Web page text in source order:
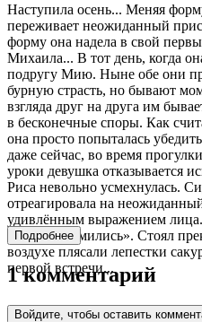
Наступила осень... Меняя
переживает неожиданный
форму она надела в свой
Михаила... В тот день, когда
подругу Мию. Ныне обе они
бурную страсть, но бывают
взгляда друг на друга им
в бесконечные споры. Как
она просто попыталась
даже сейчас, во время
уроки девушка отказывается
Риса невольно усмехнулась.
отреагировала на
удивлённым выражением
мы познакомились». Стоял
воздухе плясали лепестки
первой встречи...
Подробнее
1 комментарий
Войдите, чтобы оставить